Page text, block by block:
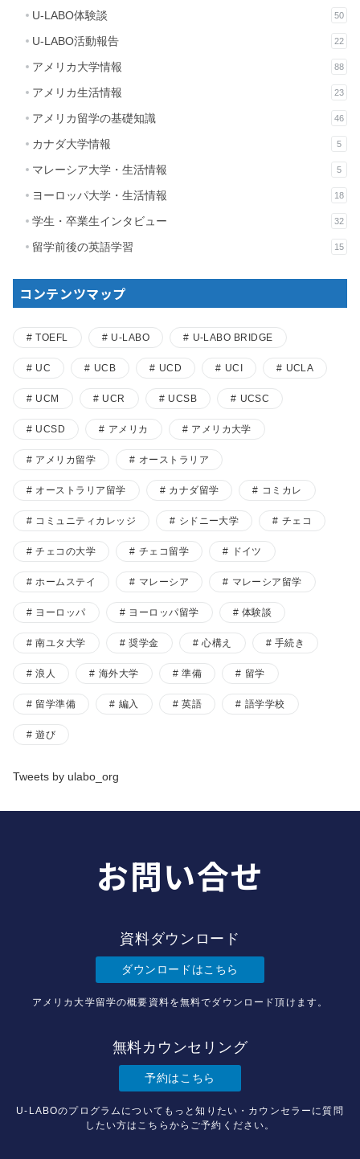
U-LABO体験談 50
U-LABO活動報告 22
アメリカ大学情報 88
アメリカ生活情報 23
アメリカ留学の基礎知識 46
カナダ大学情報 5
マレーシア大学・生活情報 5
ヨーロッパ大学・生活情報 18
学生・卒業生インタビュー 32
留学前後の英語学習 15
コンテンツマップ
TOEFL U-LABO U-LABO BRIDGE
UC UCB UCD UCI UCLA
UCM UCR UCSB UCSC
UCSD アメリカ アメリカ大学
アメリカ留学 オーストラリア
オーストラリア留学 カナダ留学 コミカレ
コミュニティカレッジ シドニー大学 チェコ
チェコの大学 チェコ留学 ドイツ
ホームステイ マレーシア マレーシア留学
ヨーロッパ ヨーロッパ留学 体験談
南ユタ大学 奨学金 心構え 手続き
浪人 海外大学 準備 留学
留学準備 編入 英語 語学学校
遊び
Tweets by ulabo_org
お問い合せ
資料ダウンロード
ダウンロードはこちら
アメリカ大学留学の概要資料を無料でダウンロード頂けます。
無料カウンセリング
予約はこちら
U-LABOのプログラムについてもっと知りたい・カウンセラーに質問
したい方はこちらからご予約ください。